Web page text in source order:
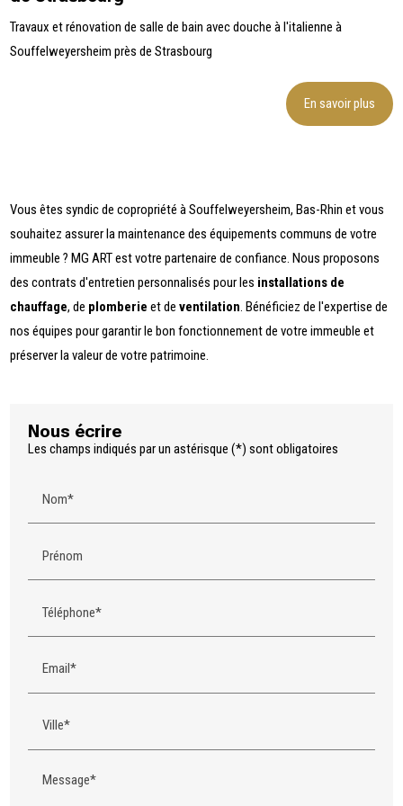
Travaux et rénovation de salle de bain avec douche à l'italienne à
Souffelweyersheim près de Strasbourg
En savoir plus
Vous êtes syndic de copropriété à Souffelweyersheim, Bas-Rhin et vous
souhaitez assurer la maintenance des équipements communs de votre
immeuble ? MG ART est votre partenaire de confiance. Nous proposons
des contrats d'entretien personnalisés pour les installations de
chauffage, de plomberieet deventilation . Bénéficiez de l'expertise de
nos équipes pour garantir le bon fonctionnement de votre immeuble et
préserver la valeur de votre patrimoine.
Nous écrire
Les champs indiqués par un astérisque (*) sont obligatoires
Nom*
Prénom
Téléphone*
Email*
Ville*
Message*